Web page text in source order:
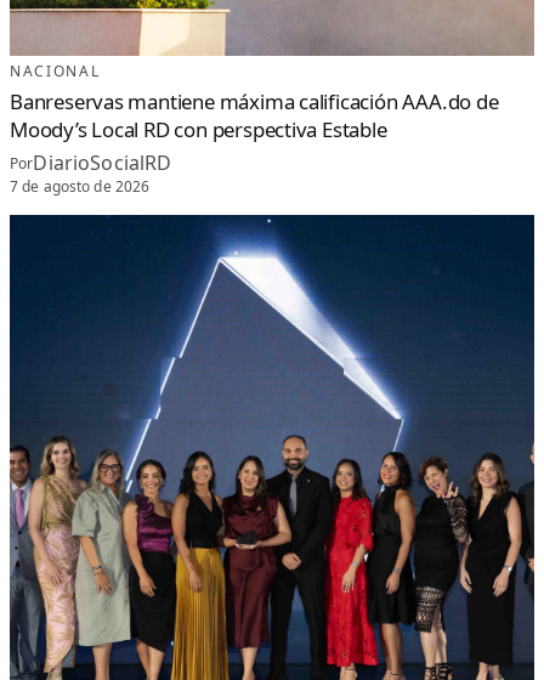
NACIONAL
Banreservas mantiene máxima calificación AAA.do de
Moody’s Local RD con perspectiva Estable
PorDiarioSocialRD
7 de agosto de 2026